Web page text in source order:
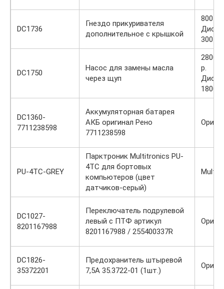
DC1736
Гнездо прикуривателя
дополнительное с крышкой
800 /
300 р.
DC1750
Насос для замены масла
через щуп
2800 /
р.
1800 р.
DC1360-
7711238598
Аккумуляторная батарея
АКБ оригинал Рено
7711238598
PU-4TC-GREY
Парктроник Multitronics PU-
4TC для бортовых
компьютеров (цвет
датчиков-серый)
DC1027-
8201167988
Переключатель подрулевой
левый с ПТФ артикул
8201167988 / 255400337R
DC1826-
35372201
Предохранитель штыревой
7,5А 35.3722-01 (1шт.)